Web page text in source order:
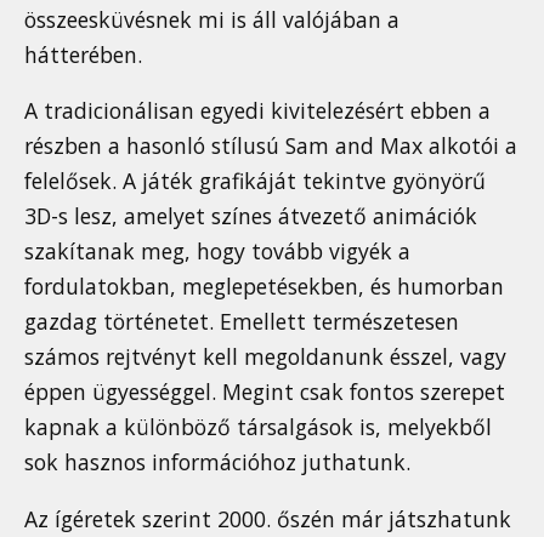
összeesküvésnek mi is áll valójában a
hátterében.
A tradicionálisan egyedi kivitelezésért ebben a
részben a hasonló stílusú Sam and Max alkotói a
felelősek. A játék grafikáját tekintve gyönyörű
3D-s lesz, amelyet színes átvezető animációk
szakítanak meg, hogy tovább vigyék a
fordulatokban, meglepetésekben, és humorban
gazdag történetet. Emellett természetesen
számos rejtvényt kell megoldanunk ésszel, vagy
éppen ügyességgel. Megint csak fontos szerepet
kapnak a különböző társalgások is, melyekből
sok hasznos információhoz juthatunk.
Az ígéretek szerint 2000. őszén már játszhatunk